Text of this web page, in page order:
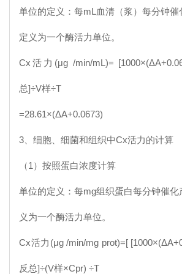
单位的定义：每mL血清（浆）每分钟
定义为一个酶活力单位。
Cx 活力(μg /min/mL)=
总]÷V样÷T
=28.61×(ΔA+0.0673)
3、细胞、细菌和组织中Cx活力的计算
（1）按照蛋白浓度计算
单位的定义：每mg组织蛋白每分钟催化
义为一个酶活力单位。
Cx活力(μg /min/mg prot)=[
反总]÷(V样×Cpr) ÷T